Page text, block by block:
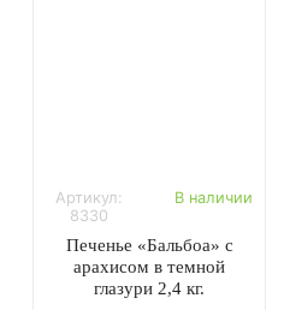
Артикул:
8330
В наличии
Печенье «Бальбоа» с
арахисом в темной
глазури 2,4 кг.